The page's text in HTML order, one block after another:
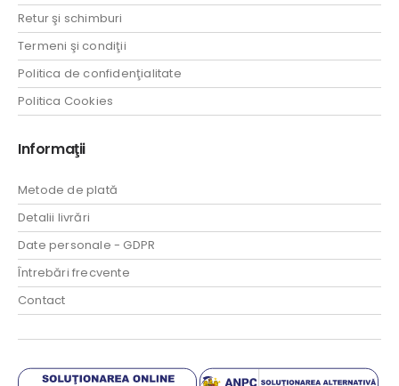
Retur şi schimburi
Termeni şi condiţii
Politica de confidenţialitate
Politica Cookies
Informaţii
Metode de plată
Detalii livrări
Date personale - GDPR
Întrebări frecvente
Contact